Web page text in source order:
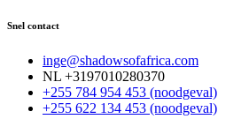
Snel contact
inge@shadowsofafrica.com
NL +3197010280370
+255 784 954 453 (noodgeval)
+255 622 134 453 (noodgeval)